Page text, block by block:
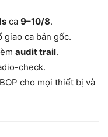
ca 9–10/8.
giao ca bản gốc.
audit trail.
check.
cho mọi thiết bị và